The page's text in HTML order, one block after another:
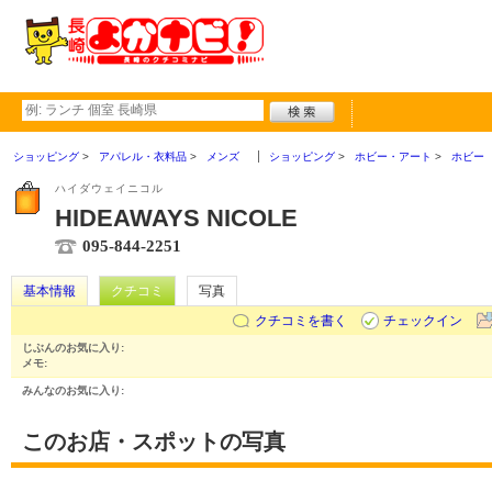
ショッピング アパレル・衣料品 メンズ ショッピング ホビー・アート ホビー
ハイダウェイニコル
HIDEAWAYS NICOLE
095-844-2251
基本情報 クチコミ
写真
クチコミを書く
チェックイン
じぶんのお気に入り:
メモ:
みんなのお気に入り:
このお店・スポットの写真